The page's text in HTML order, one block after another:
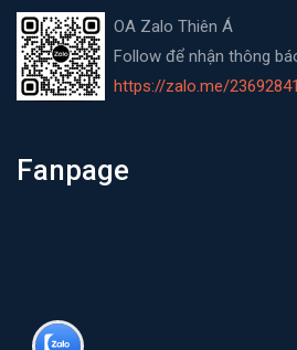
OA Zalo Thiên Á
Follow để nhận thông
https://zalo.me/
Fanpage